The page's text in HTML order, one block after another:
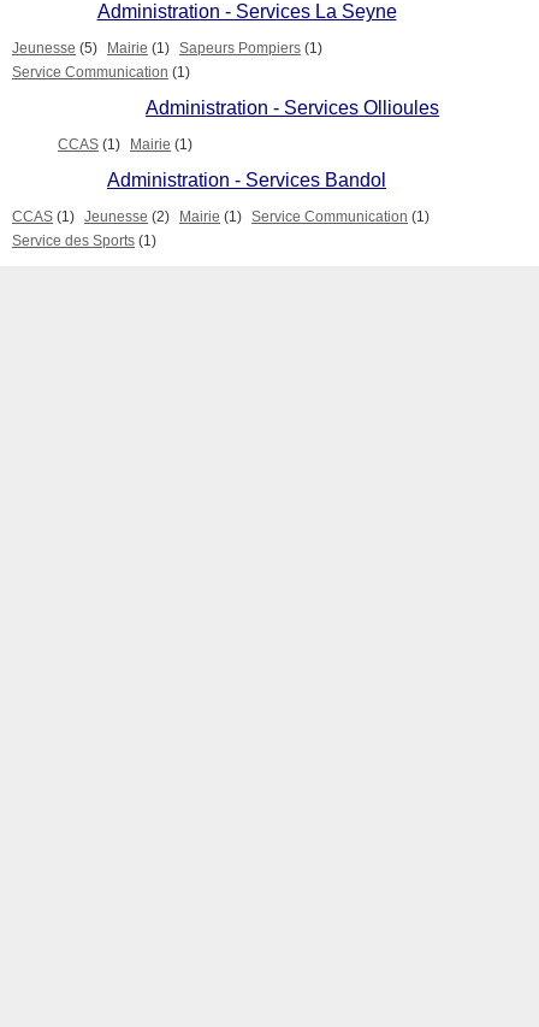
Administration - Services La Seyne
Jeunesse (5) Mairie (1) Sapeurs Pompiers (1)
Service Communication (1)
Administration - Services Ollioules
CCAS (1) Mairie (1)
Administration - Services Bandol
CCAS (1) Jeunesse (2) Mairie (1) Service Communication (1)
Service des Sports (1)